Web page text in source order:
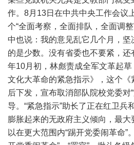
作。8月13日在中共中央工作会议
个“全面考察，全面排队，全面调
中也说：我的意见乱它几个月，
的是少数。没有省委也不要紧，
年10月初，林彪责成全军文革起
文化大革命的紧急指示》，这个
后下发，宣布取消部队院校党委对
导。“紧急指示”助长了正在红卫兵
膨胀起来的无政府主义倾向，最
以在更大范围内“踢开党委闹革命”